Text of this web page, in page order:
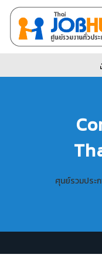
ศุนย์รวมประ